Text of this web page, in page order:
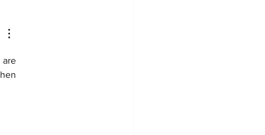
електростанцію
напрямок
are